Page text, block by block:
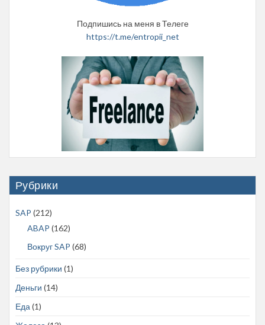
Подпишись на меня в Телеге
https://t.me/entropii_net
Рубрики
SAP (212)
ABAP (162)
Вокруг SAP (68)
Без рубрики (1)
Деньги (14)
Еда(1)